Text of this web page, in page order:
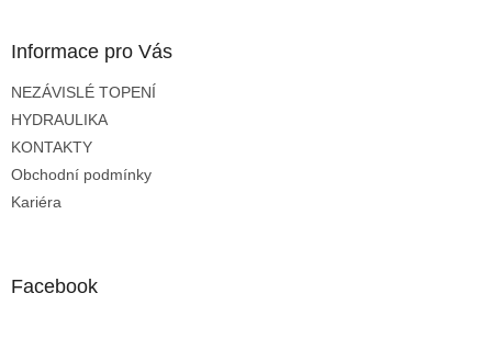
Informace pro Vás
NEZÁVISLÉ TOPENÍ
HYDRAULIKA
KONTAKTY
Obchodní podmínky
Kariéra
Facebook